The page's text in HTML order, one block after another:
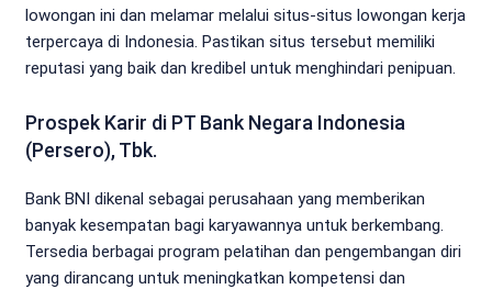
lowongan ini dan melamar melalui situs-situs lowongan kerja
terpercaya di Indonesia. Pastikan situs tersebut memiliki
reputasi yang baik dan kredibel untuk menghindari penipuan.
Prospek Karir di PT Bank Negara Indonesia
(Persero), Tbk.
Bank BNI dikenal sebagai perusahaan yang memberikan
banyak kesempatan bagi karyawannya untuk berkembang.
Tersedia berbagai program pelatihan dan pengembangan diri
yang dirancang untuk meningkatkan kompetensi dan